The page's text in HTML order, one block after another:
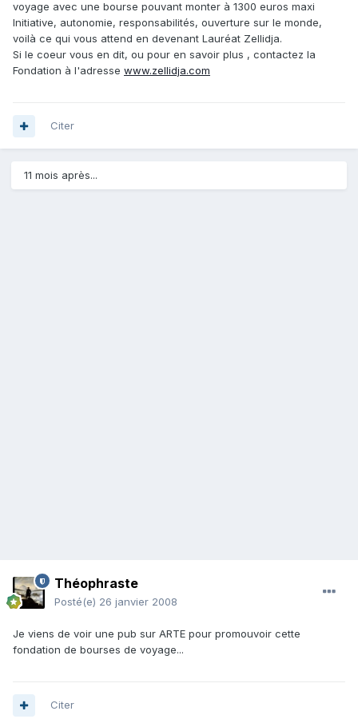
voyage avec une bourse pouvant monter à 1300 euros maxi
Initiative, autonomie, responsabilités, ouverture sur le monde,
voilà ce qui vous attend en devenant Lauréat Zellidja.
Si le coeur vous en dit, ou pour en savoir plus , contactez la
Fondation à l'adresse www.zellidja.com
Citer
11 mois après...
Théophraste
Posté(e) 26 janvier 2008
Je viens de voir une pub sur ARTE pour promouvoir cette
fondation de bourses de voyage...
Citer